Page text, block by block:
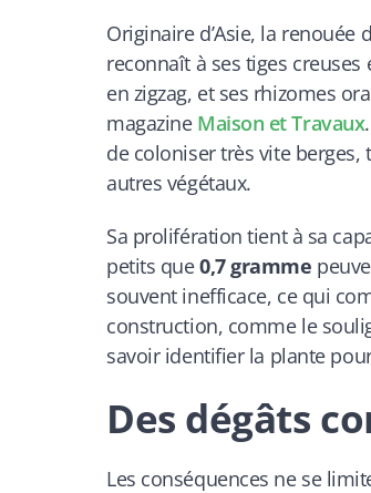
Originaire d’Asie, la renouée
reconnaît à ses tiges
en zigzag, et ses rhizomes
magazine Maison et Travaux
de coloniser très vite
autres végétaux.
Sa prolifération tient à sa
petits que0,7 gramme
souvent inefficace, ce qui
construction, comme le
savoir identifier la plante
Des dégâts
Les conséquences ne se